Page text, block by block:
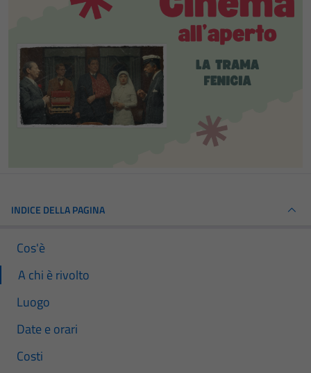
INDICE DELLA PAGINA
Cos'è
A chi è rivolto
Luogo
Date e orari
Costi